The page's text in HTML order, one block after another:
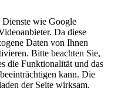
Dienste wie Google
Da diese
Daten von Ihnen
Bitte beachten Sie,
die Funktionalität und das
kann. Die
der Seite wirksam.